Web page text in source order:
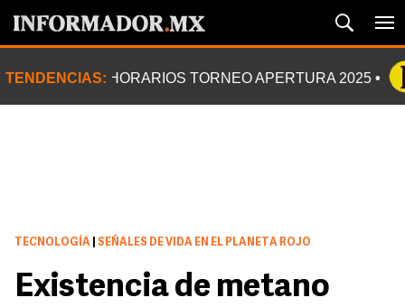
TENDENCIAS: HORARIOS TORNEO APERTURA 2025
TECNOLOGÍA SEÑALES DE VIDA EN EL PLANETA ROJO
Existencia de metano